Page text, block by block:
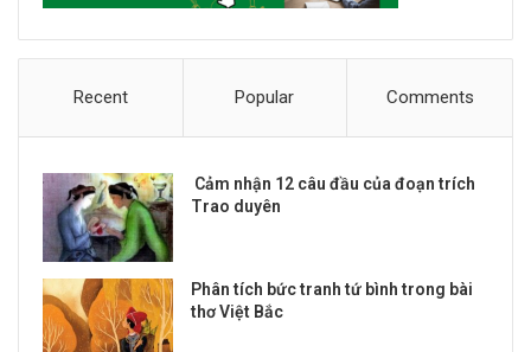
Recent Popular Comments
Cảm nhận 12 câu đầu của đoạn trích
Trao duyên
Phân tích bức tranh tứ bình trong bài
thơ Việt Bắc